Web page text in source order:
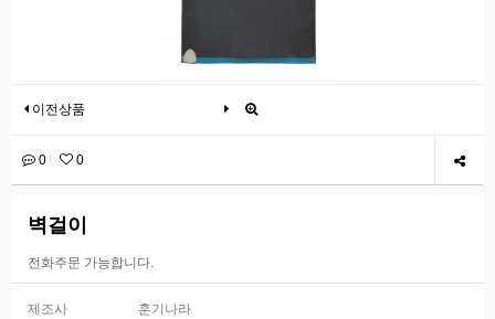
이전상품
0 0
벽걸이
전화주문 가능합니다.
제조사
훈기나라